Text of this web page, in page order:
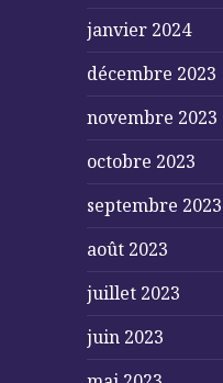
janvier 2024
décembre 2023
novembre 2023
octobre 2023
septembre 2023
août 2023
juillet 2023
juin 2023